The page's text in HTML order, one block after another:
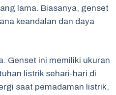
lama. Biasanya, genset
keandalan dan daya
Genset ini memiliki ukuran
listrik sehari-hari di
saat pemadaman listrik,